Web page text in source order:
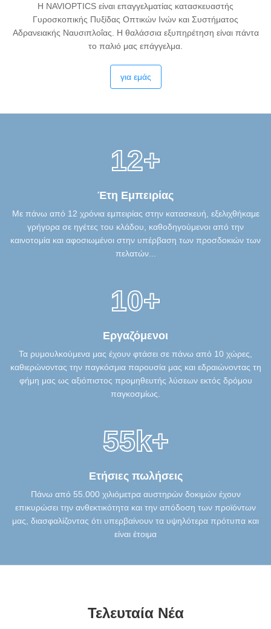
Η NAVIOPTICS είναι επαγγελματίας κατασκευαστής
Γυροσκοπικής Πυξίδας Οπτικών Ινών και Συστήματος
Αδρανειακής Ναυσιπλοΐας. Η θαλάσσια εξυπηρέτηση είναι πάντα
το παλιό μας επάγγελμα.
για εμάς
12+
Έτη Εμπειρίας
Με πάνω από 12 χρόνια εμπειρίας στην κατασκευή, εξελιχθήκαμε
γρήγορα σε ηγέτες του κλάδου, καθοδηγούμενοι από την
καινοτομία και αφοσιωμένοι στην υπέρβαση των προσδοκιών των
πελατών...
10+
Εργαζόμενοι
Τα ρυμουλκούμενα μας έχουν φτάσει σε πάνω από 10 χώρες,
καθιερώνοντας την παγκόσμια παρουσία μας και εδραιώνοντας τη
φήμη μας ως αξιόπιστος προμηθευτής λύσεων εκτός δρόμου
παγκοσμίως.
55k+
Ετήσιες πωλήσεις
Πάνω από 55.000 χιλιόμετρα αυστηρών δοκιμών έχουν
επικυρώσει την ανθεκτικότητα και την απόδοση των προϊόντων
μας, διασφαλίζοντας ότι υπερβαίνουν τα υψηλότερα πρότυπα και
είναι έτοιμα
Τελευταία Νέα